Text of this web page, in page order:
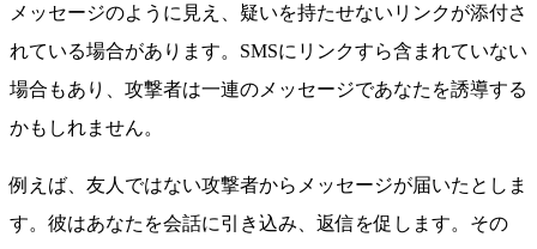
メッセージのように見え、疑いを持たせないリンクが添付さ
れている場合があります。SMSにリンクすら含まれていない
場合もあり、攻撃者は一連のメッセージであなたを誘導する
かもしれません。
例えば、友人ではない攻撃者からメッセージが届いたとしま
す。彼はあなたを会話に引き込み、返信を促します。その